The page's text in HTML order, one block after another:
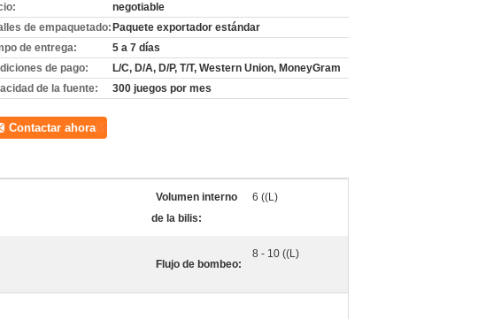
negotiable
de empaquetado: Paquete exportador estándar
de entrega:
5 a 7 días
de pago:
L/C, D/A, D/P, T/T, Western Union, MoneyGram
de la fuente:
300 juegos por mes
Contactar ahora
Volumen interno
de la bilis:
6 ((L)
Flujo de bombeo:
8 - 10 ((L)